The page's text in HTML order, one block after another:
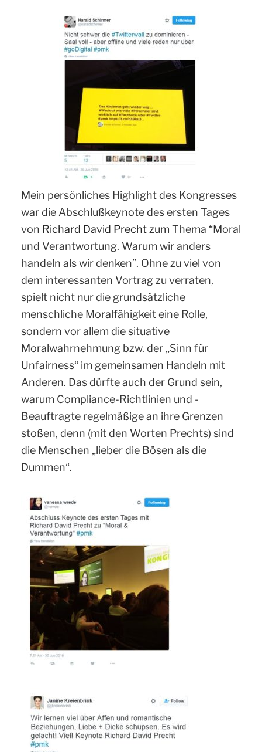
Mein persönliches Highlight des Kongresses
war die Abschlußkeynote des ersten Tages
von Richard David Precht zum Thema “Moral
und Verantwortung. Warum wir anders
handeln als wir denken”. Ohne zu viel von
dem interessanten Vortrag zu verraten,
spielt nicht nur die grundsätzliche
menschliche Moralfähigkeit eine Rolle,
sondern vor allem die situative
Moralwahrnehmung bzw. der „Sinn für
Unfairness“ im gemeinsamen Handeln mit
Anderen. Das dürfte auch der Grund sein,
warum Compliance-Richtlinien und -
Beauftragte regelmäßige an ihre Grenzen
stoßen, denn (mit den Worten Prechts) sind
die Menschen „lieber die Bösen als die
Dummen“.